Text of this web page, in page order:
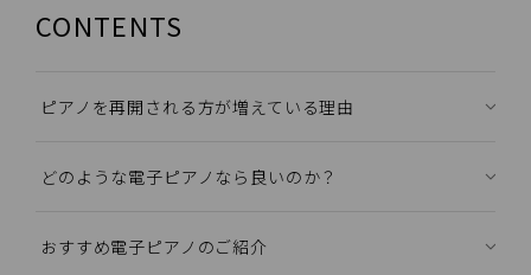
CONTENTS
ピアノを再開される方が増えている理由
どのような電子ピアノなら良いのか？
おすすめ電子ピアノのご紹介